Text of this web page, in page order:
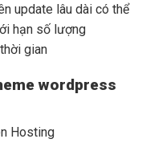
update lâu dài có thể
hạn số lượng
gian
wordpress
Hosting